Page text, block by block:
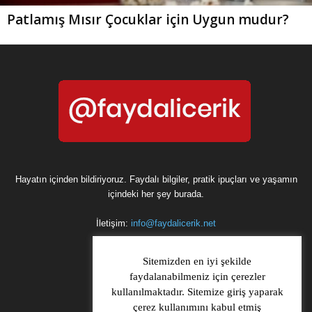
Patlamış Mısır Çocuklar için Uygun mudur?
Hayatın içinden bildiriyoruz. Faydalı bilgiler, pratik ipuçları ve yaşamın
içindeki her şey burada.
İletişim: info@faydalicerik.net
Sitemizden en iyi şekilde
faydalanabilmeniz için çerezler
kullanılmaktadır. Sitemize giriş yaparak
çerez kullanımını kabul etmiş